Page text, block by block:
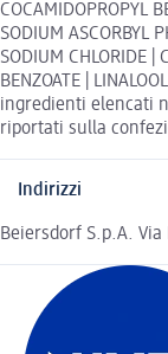
COCAMIDOPROPYL
SODIUM ASCORBYL
SODIUM CHLORIDE |
BENZOATE |
ingredienti elencati
riportati sulla
Indirizzi
Beiersdorf S.p.A.